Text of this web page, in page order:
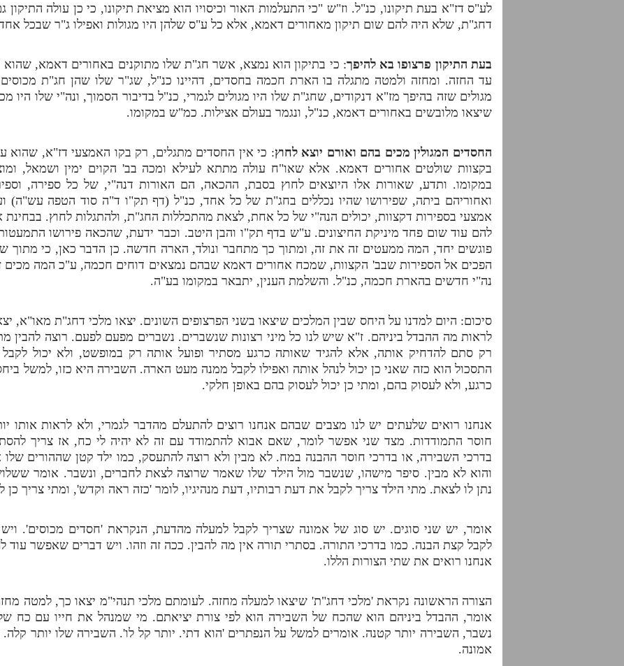
לע"ס דז"א בעת תיקונו, כנ"ל. וז"ש "כי התעלמות האור וכיסויו הוא מציאת תיקונו, כי כן עולה
דחג"ת, שלא היה להם שום תיקון מאחורים דאמא, אלא כל ע"ס שלהן היו מגולות ואפילו ג"ר שבכל
בעת התיקון פרצופו בא להיפך: כי בתיקון הוא נמצא, אשר חג"ת שלו מתוקנים באחורים דאמא,
עד החזה. ומחזה ולמטה מתגלה בו הארת חכמה בחסדים, דהיינו כנ"ל, שג"ר שלו שהן חג"ת
מגולים שזה בהיפך מז"א דנקודים, שחג"ת שלו היו מגולים לגמרי, כנ"ל בדיבור הסמוך, ונה"י שלו היו
שיצאו מלובשים באחורים דאמא, כנ"ל, ונגמר בעולם אצילות. כמ"ש במקומו.
החסדים המגולין מכים בהם ואורם יוצא לחוץ: כי אין החסדים מתגלים, רק בקו האמצעי דז"א, שהוא
בקצוות שולטים אחורים דאמא. אלא שאו"ח עולה מתתא לעילא ומכה בב' הקוים ימין ושמאל,
במקומו. ותדע, שאורות אלו היוצאים לחוץ בסבת, ההכאה, הם האורות דנה"י, של כל ספירה,
ואחוריהם ביתה, שפירושו שהיו נכללים בחג"ת של כל אחד, כנ"ל (דף תק"ו ד"ה סוד הטפה עש"ה)
אמצעי בספירות דקצוות, יכולים הנה"י של כל אחת, לצאת מהתכללות החג"ת, ולהתגלות לחוץ.
להם עוד שום פחד מיניקת החיצונים. ע"ש בדף תק"ו והבן היטב. וכבר ידעת, שהכאה פירושו
פוגשים יחד, המה ממעטים זה את זה, ומתוך כך מתחבר ונולד, הארה חדשה. כן הדבר כאן, כי
הפכים אל הספירות שבב' הקצוות, שמכח אחורים דאמא שבהם נמצאים דוחים חכמה, ע"כ המה מכים
נה"י חדשים בהארת חכמה, כנ"ל. והשלמת הענין, יתבאר במקומו בע"ה.
סיכום: היום למדנו על היחס שבין המלכים שיצאו בשני הפרצופים השונים. יצאו מלכי דחג"ת מאו"א,
לראות מה ההבדל ביניהם. ז"א שיש לנו כל מיני רצונות שנשברים. נשברים מפעם לפעם. רוצה להבין
רק סתם להדחיק אותה, אלא להגיד שאותה כרגע מסתיר ופועל אותה רק במופשט, ולא יכול
התסכול הוא כזה שאני כן יכול לנהל אותה ואפילו לקבל ממנה מעט הארה. השבירה היא כזו, למשל
כרגע, ולא לעסוק בהם, ומתי כן יכול לעסוק בהם באופן חלקי.
אנחנו רואים שלעתים יש לנו מצבים שבהם אנחנו רוצים להתעלם מהדבר לגמרי, ולא לראות אותו
חוסר התמודדות. מצד שני אפשר לומר, שאם אבוא להתמודד עם זה לא יהיה לי כח, אז צריך
בדרכי השבירה, או בדרכי חוסר ההבנה במח. לא מבין ולא רוצה להתעסק, כמו ילד קטן שההורים שלו
והוא לא מבין. סיפר מישהו, שנשבר מול הילד שלו שאמר שרוצה לצאת לחברים, ונשבר. אומר
נתן לו לצאת. מתי הילד צריך לקבל את דעת רבותיו, דעת מנהיגיו, לומר 'כזה ראה וקדש', ומתי צריך כן
אומר, יש שני סוגים. יש סוג של אמונה שצריך לקבל למעלה מהדעת, הנקראת 'חסדים מכוסים'.
לקבל קצת הבנה. כמו בדרכי התורה. בסתרי תורה אין מה להבין. ככה זה וזהו. ויש דברים שאפשר עוד
אנחנו רואים את שתי הצורות הללו.
הצורה הראשונה נקראת 'מלכי דחג"ת' שיצאו למעלה מחזה. לעומתם מלכי תנהי"מ יצאו כך, למטה
אומר, ההבדל ביניהם הוא שהכח של השבירה הוא לפי צורת יציאתם. מי שמנהל את חייו עם
נשבר, השבירה יותר קטנה. אומרים למשל על הנפתרים 'הוא דתי. יותר קל לו'. השבירה שלו יותר
אמונה.